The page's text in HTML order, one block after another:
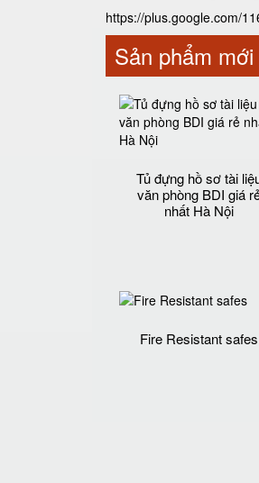
https://plus.google.com/
Sản phẩm
Tủ đựng hồ sơ tài
văn phòng BDI giá
nhất Hà Nội
Fire Resistant safes